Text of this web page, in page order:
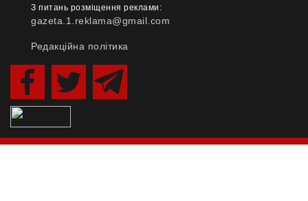
З питань розміщення реклами:
gazeta.1.reklama@gmail.com
Редакційна політика